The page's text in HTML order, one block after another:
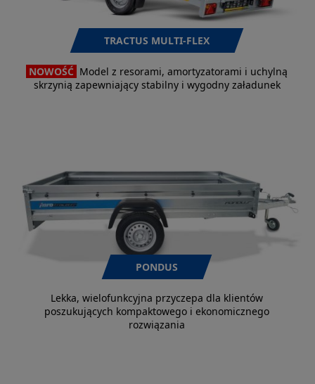
TRACTUS MULTI-FLEX
NOWOŚĆ Model z resorami, amortyzatorami i uchylną
skrzynią zapewniający stabilny i wygodny załadunek
PONDUS
Lekka, wielofunkcyjna przyczepa dla klientów
poszukujących kompaktowego i ekonomicznego
rozwiązania